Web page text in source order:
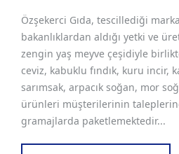
Özşekerci Gıda, tescillediği
bakanlıklardan aldığı yetki ve
zengin yaş meyve çeşidiyle
ceviz, kabuklu fındık, kuru incir,
sarımsak, arpacık soğan, mor
ürünleri müşterilerinin
gramajlarda paketlemektedir...